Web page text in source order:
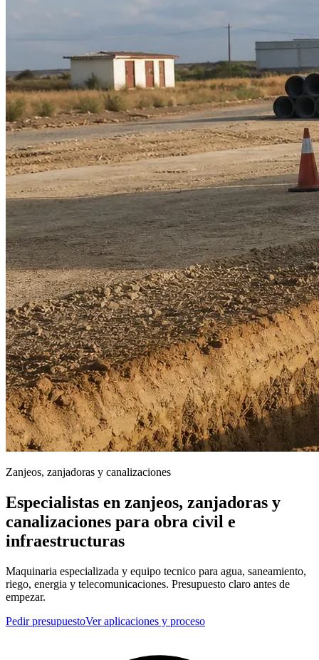
Zanjeos, zanjadoras y canalizaciones
Especialistas en zanjeos, zanjadoras y
canalizaciones para obra civil e
infraestructuras
Maquinaria especializada y equipo tecnico para agua, saneamiento,
riego, energia y telecomunicaciones. Presupuesto claro antes de
empezar.
Pedir presupuestoVer aplicaciones y proceso